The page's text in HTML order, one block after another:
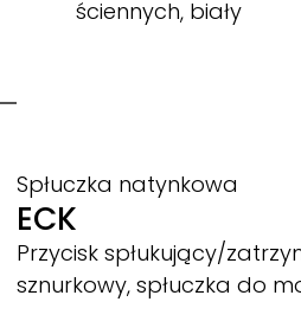
ściennych, biały
Spłuczka natynkowa
ECK
Przycisk spłukujący/
sznurkowy, spłuczka do